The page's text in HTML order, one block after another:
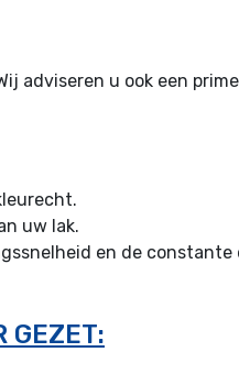
adviseren u ook een
uw lak.
en de constante
GEZET: